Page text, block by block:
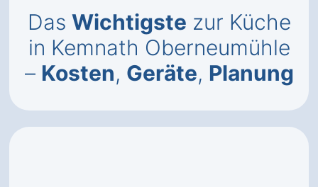
Das Wichtigste zur Küche
in Kemnath Oberneumühle
– Kosten, Geräte, Planung